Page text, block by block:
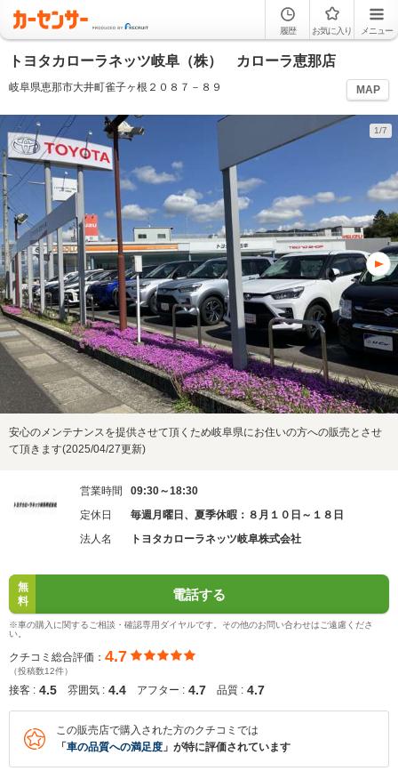
履歴 お気に入り メニュー
トヨタカローラネッツ岐阜（株） カローラ恵那店
岐阜県恵那市大井町雀子ヶ根２０８７－８９ MAP
1/7
安心のメンテナンスを提供させて頂くため岐阜県にお住いの方への販売とさせ
て頂きます(2025/04/27更新)
営業時間
09:30～18:30
定休日
毎週月曜日、夏季休暇：８月１０日～１８日
法人名
トヨタカローラネッツ岐阜株式会社
無
料
電話する
※車の購入に関するご相談・確認専用ダイヤルです。その他のお問い合わせはご遠慮くださ
い。
クチコミ総合評価： 4.7
（投稿数12件）
接客 : 4.5 雰囲気 : 4.4 アフター : 4.7 品質 : 4.7
この販売店で購入された方のクチコミでは
「 車の品質への満足度 」が特に評価されています